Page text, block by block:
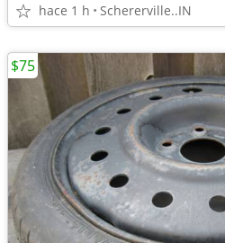
hace 1 h Schererville..IN
$75